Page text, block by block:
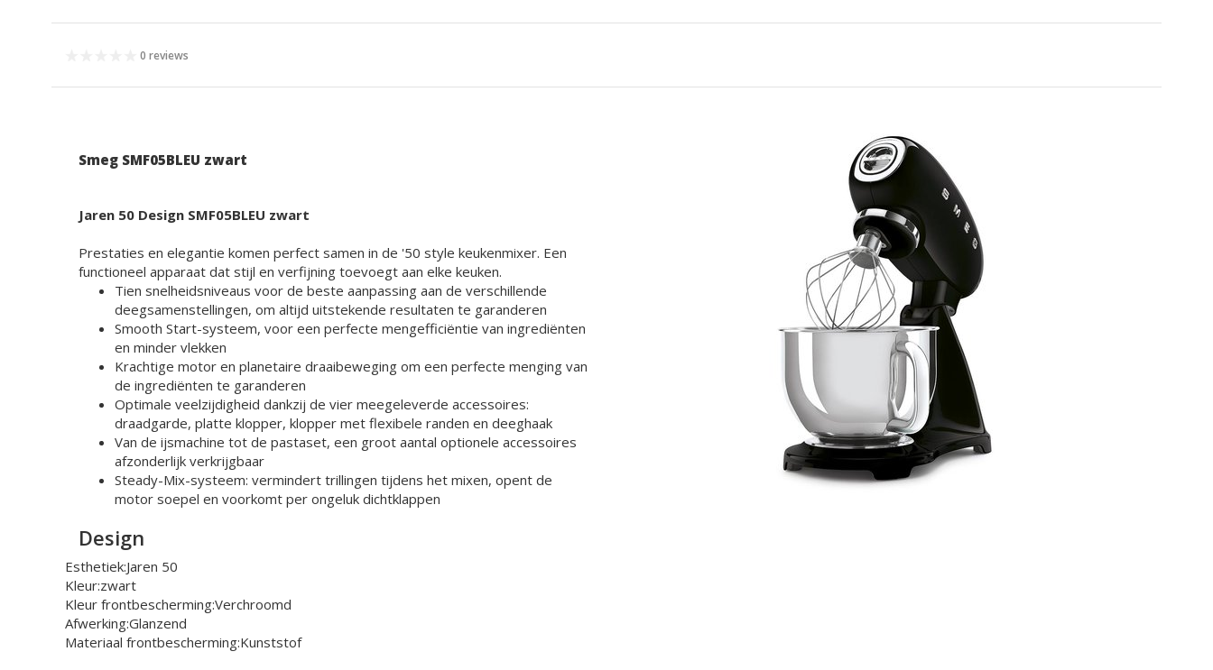
0 reviews
Smeg SMF05BLEU zwart
Jaren 50 Design SMF05BLEU zwart
Prestaties en elegantie komen perfect samen in de '50 style keukenmixer. Een
functioneel apparaat dat stijl en verfijning toevoegt aan elke keuken.
Tien snelheidsniveaus voor de beste aanpassing aan de verschillende
deegsamenstellingen, om altijd uitstekende resultaten te garanderen
Smooth Start-systeem, voor een perfecte mengefficiëntie van ingrediënten
en minder vlekken
Krachtige motor en planetaire draaibeweging om een perfecte menging van
de ingrediënten te garanderen
Optimale veelzijdigheid dankzij de vier meegeleverde accessoires:
draadgarde, platte klopper, klopper met flexibele randen en deeghaak
Van de ijsmachine tot de pastaset, een groot aantal optionele accessoires
afzonderlijk verkrijgbaar
Steady-Mix-systeem: vermindert trillingen tijdens het mixen, opent de
motor soepel en voorkomt per ongeluk dichtklappen
Design
Esthetiek:Jaren 50
Kleur:zwart
Kleur frontbescherming:Verchroomd
Afwerking:Glanzend
Materiaal frontbescherming:Kunststof